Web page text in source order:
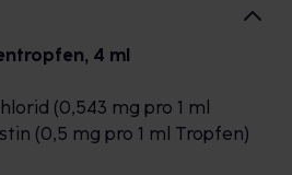
(4 ml) mit dem
einem Antiallergikum,
4 ml
(0,543 mg pro 1 ml
(0,5 mg pro 1 ml Tropfen)